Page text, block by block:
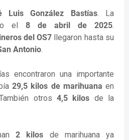
Luis González Bastías. La
el 8 de abril de 2025.
del OS7 llegaron hasta su
Antonio.
encontraron una importante
29,5 kilos de marihuana en
otros 4,5 kilos de la
2 kilos de marihuana ya